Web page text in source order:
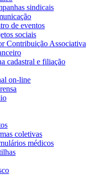
sindicais
de eventos
sociais
Contribuição Associativa
cadastral e filiação
on-line
coletivas
médicos